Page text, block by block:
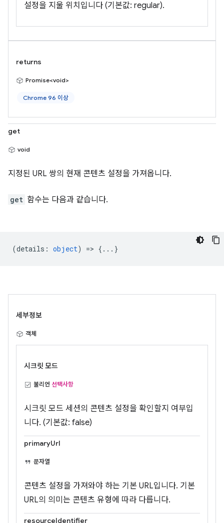
설정을 지울 위치입니다 (기본값: regular).
returns
Promise<void>
Chrome 96 이상
get
void
지정된 URL 쌍의 현재 콘텐츠 설정을 가져옵니다.
get 함수는 다음과 같습니다.
(details : object) => {...}
세부정보
객체
시크릿 모드
불리언 선택사항
시크릿 모드 세션의 콘텐츠 설정을 확인할지 여부입
니다. (기본값: false)
primaryUrl
문자열
콘텐츠 설정을 가져와야 하는 기본 URL입니다. 기본
URL의 의미는 콘텐츠 유형에 따라 다릅니다.
resourceIdentifier